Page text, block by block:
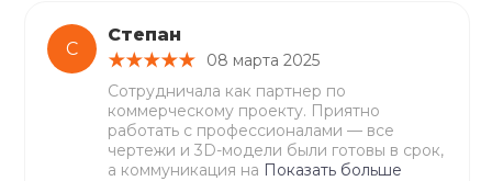
С
Степан
08 марта 2025
Сотрудничала как партнер по
коммерческому проекту. Приятно
работать с профессионалами — все
чертежи и 3D-модели были готовы в срок,
а коммуникация на Показать больше